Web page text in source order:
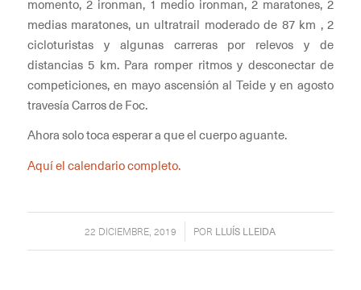
momento, 2 ironman, 1 medio ironman, 2 maratones, 2
medias maratones, un ultratrail moderado de 87 km , 2
cicloturistas y algunas carreras por relevos y de
distancias 5 km. Para romper ritmos y desconectar de
competiciones, en mayo ascensión al Teide y en agosto
travesía Carros de Foc.
Ahora solo toca esperar a que el cuerpo aguante.
Aquí el calendario completo.
22 DICIEMBRE, 2019
/ POR LLUÍS LLEIDA